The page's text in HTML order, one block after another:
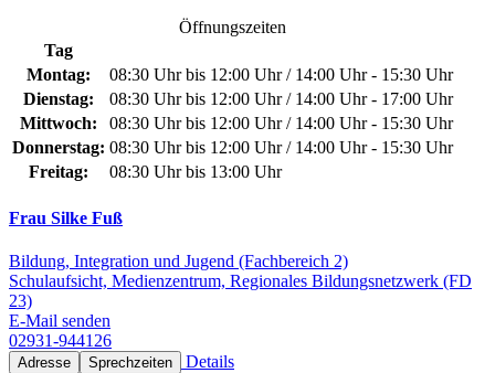
Öffnungszeiten
Tag
Montag:
08:30 Uhr bis 12:00 Uhr / 14:00 Uhr - 15:30 Uhr
Dienstag:
08:30 Uhr bis 12:00 Uhr / 14:00 Uhr - 17:00 Uhr
Mittwoch:
08:30 Uhr bis 12:00 Uhr / 14:00 Uhr - 15:30 Uhr
Donnerstag: 08:30 Uhr bis 12:00 Uhr / 14:00 Uhr - 15:30 Uhr
Freitag:
08:30 Uhr bis 13:00 Uhr
Frau Silke Fuß
Bildung, Integration und Jugend (Fachbereich 2)
Schulaufsicht, Medienzentrum, Regionales Bildungsnetzwerk (FD
23)
E-Mail senden
02931-944126
Adresse Sprechzeiten Details